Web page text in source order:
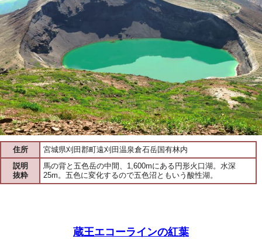
住所
宮城県刈田郡町遠刈田温泉倉石岳国有林内
説明
抜粋
馬の背と五色岳の中間、1,600mにある円形火口湖。水深
25m。五色に変化するので五色沼ともいう酸性湖。
蔵王エコーラインの紅葉